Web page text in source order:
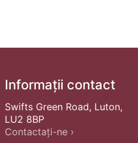
Informații contact
Swifts Green Road, Luton,
LU2 8BP
Contactați-ne ›